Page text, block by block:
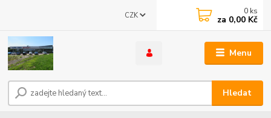
Menu
CZK
Hledat
0 ks
za 0,00 Kč